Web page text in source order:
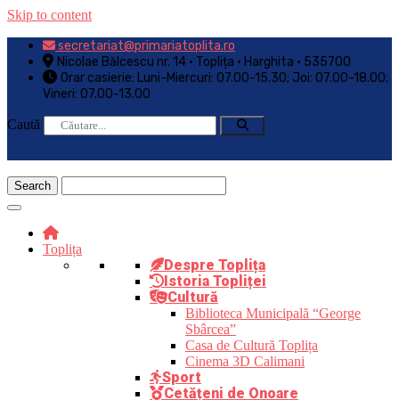
Skip to content
secretariat@primariatoplita.ro
Nicolae Bălcescu nr. 14 • Toplița • Harghita • 535700
Orar casierie: Luni-Miercuri: 07.00-15.30; Joi: 07.00-18.00;
Vineri: 07.00-13.00
Caută
Toplița
Despre Toplița
Istoria Topliței
Cultură
Biblioteca Municipală “George
Sbârcea”
Casa de Cultură Toplița
Cinema 3D Calimani
Sport
Cetățeni de Onoare